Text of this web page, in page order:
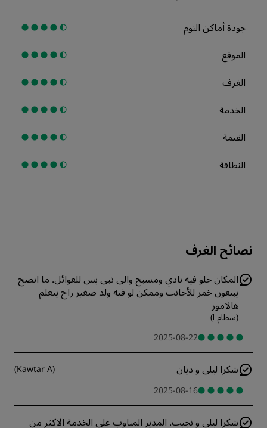
جودة أماكن النوم
الموقع
الغرف
الخدمة
القيمة
النظافة
نصائح الغرف
المكان حلو فيه نادي ومسبح والي تبي بس للعوائل. ما انصح
يبيعون خمر للأجانب وممكن لو فيه ولد صغير راح يتعلم
هالامور
(سطام ا)
2025-08-22
شكرا ليلى و ديان (
Kawtar A
)
2025-08-16
شكرا ليلى و نجيب. المدير المناوب على الخدمة الاكثر من